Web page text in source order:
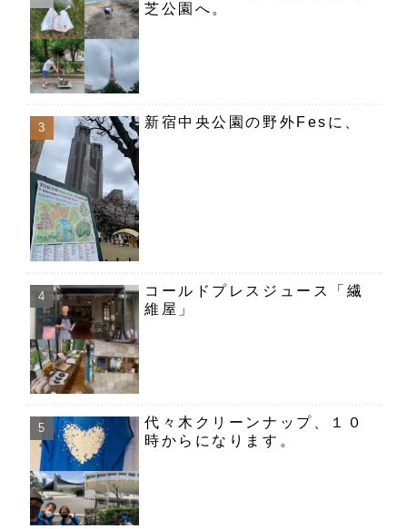
芝公園へ。
新宿中央公園の野外Fesに、
コールドプレスジュース「繊
維屋」
代々木クリーンナップ、１０
時からになります。